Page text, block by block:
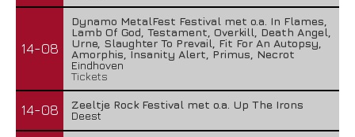
14-08
Dynamo MetalFest Festival met o.a. In Flames,
Lamb Of God, Testament, Overkill, Death Angel,
Urne, Slaughter To Prevail, Fit For An Autopsy,
Amorphis, Insanity Alert, Primus, Necrot
Eindhoven
Tickets
14-08
Zeeltje Rock Festival met o.a. Up The Irons
Deest